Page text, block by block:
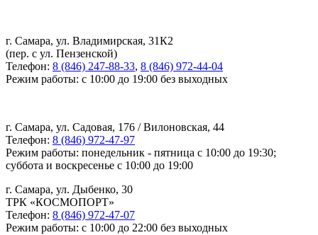
г. Самара, ул. Владимирская, 31К2
(пер. с ул. Пензенской)
Телефон: 8 (846) 247-88-33, 8 (846) 972-44-04
Режим работы: с 10:00 до 19:00 без выходных
г. Самара, ул. Садовая, 176 / Вилоновская, 44
Телефон: 8 (846) 972-47-97
Режим работы: понедельник - пятница с 10:00 до 19:30;
суббота и воскресенье с 10:00 до 19:00
г. Самара, ул. Дыбенко, 30
ТРК «КОСМОПОРТ»
Телефон: 8 (846) 972-47-07
Режим работы: с 10:00 до 22:00 без выходных